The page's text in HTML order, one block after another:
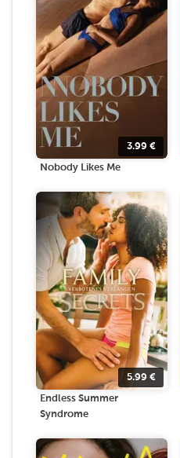
3.99 €
Nobody Likes Me
5.99 €
Endless Summer
Syndrome